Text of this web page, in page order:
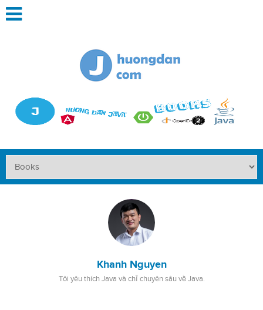
Khanh Nguyen
Tôi yêu thích Java và chỉ chuyên sâu về Java.